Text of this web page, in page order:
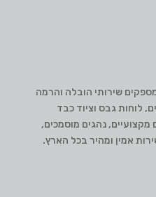
שירותי הובלה והרמה
לוחות גבס וציוד כבד
נהגים מוסמכים,
אמין ומהיר בכל הארץ.